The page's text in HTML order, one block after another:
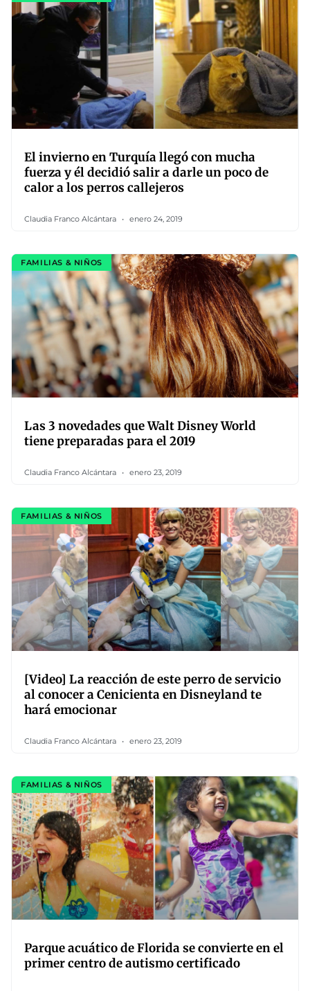
El invierno en Turquía llegó con mucha
fuerza y él decidió salir a darle un poco de
calor a los perros callejeros
Claudia Franco Alcántara enero 24, 2019
FAMILIAS & NIÑOS
Las 3 novedades que Walt Disney World
tiene preparadas para el 2019
Claudia Franco Alcántara enero 23, 2019
FAMILIAS & NIÑOS
[Video] La reacción de este perro de servicio
al conocer a Cenicienta en Disneyland te
hará emocionar
Claudia Franco Alcántara enero 23, 2019
FAMILIAS & NIÑOS
Parque acuático de Florida se convierte en el
primer centro de autismo certificado